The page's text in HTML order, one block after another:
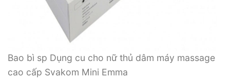
Bao bì sp Dụng cu cho nữ thủ dâm máy massage
cao cấp Svakom Mini Emma